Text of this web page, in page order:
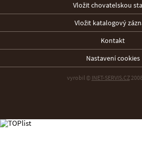
Vložit chovatelskou
Vložit katalogový
Kontakt
Nastavení cookies
vyrobil © INET-SERVIS.CZ